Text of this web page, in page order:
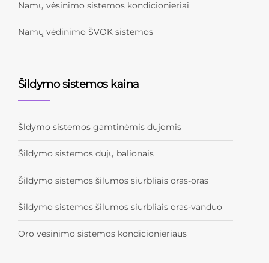
Namų vėsinimo sistemos kondicionieriai
Namų vėdinimo ŠVOK sistemos
Šildymo sistemos kaina
Šldymo sistemos gamtinėmis dujomis
Šildymo sistemos dujų balionais
Šildymo sistemos šilumos siurbliais oras-oras
Šildymo sistemos šilumos siurbliais oras-vanduo
Oro vėsinimo sistemos kondicionieriaus